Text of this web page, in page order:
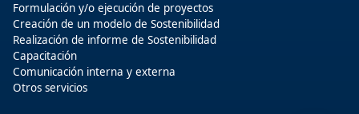
Formulación y/o ejecución de proyectos
Creación de un modelo de Sostenibilidad
Realización de informe de Sostenibilidad
Capacitación
Comunicación interna y externa
Otros servicios